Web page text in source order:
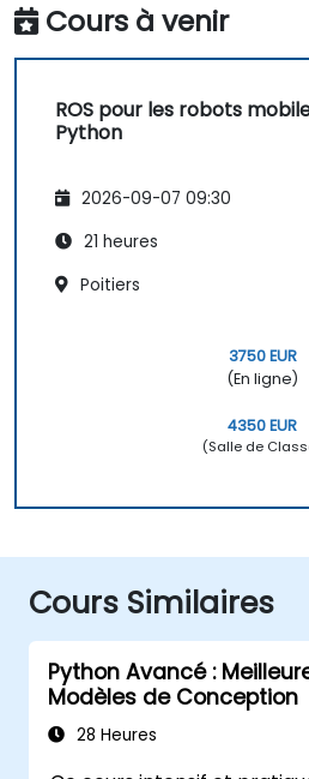
Cours à venir
ROS pour les robots
Python
2026-09-07 09:30
21 heures
Poitiers
3750 EUR
(En ligne)
4350 EUR
(Salle de
Cours Similaires
Python Avancé :
Modèles de Conception
28 Heures